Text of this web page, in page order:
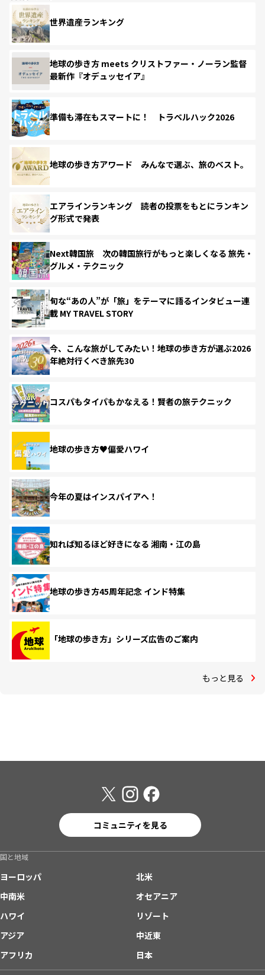
世界遺産ランキング
地球の歩き方 meets クリストファー・ノーラン監督
最新作『オデュッセイア』
準備も滞在もスマートに！ トラベルハック2026
地球の歩き方アワード みんなで選ぶ、旅のベスト。
エアラインランキング 読者の投票をもとにランキン
グ形式で発表
Next韓国旅 次の韓国旅行がもっと楽しくなる 旅先・
グルメ・テクニック
旬な“あの人”が「旅」をテーマに語るインタビュー連
載 MY TRAVEL STORY
今、こんな旅がしてみたい！地球の歩き方が選ぶ2026
年絶対行くべき旅先30
コスパもタイパもかなえる！賢者の旅テクニック
地球の歩き方♥偏愛ハワイ
今年の夏はインスパイアへ！
知れば知るほど好きになる 湘南・江の島
地球の歩き方45周年記念 インド特集
「地球の歩き方」シリーズ広告のご案内
もっと見る
コミュニティを見る
国と地域
ヨーロッパ
北米
中南米
オセアニア
ハワイ
リゾート
アジア
中近東
アフリカ
日本